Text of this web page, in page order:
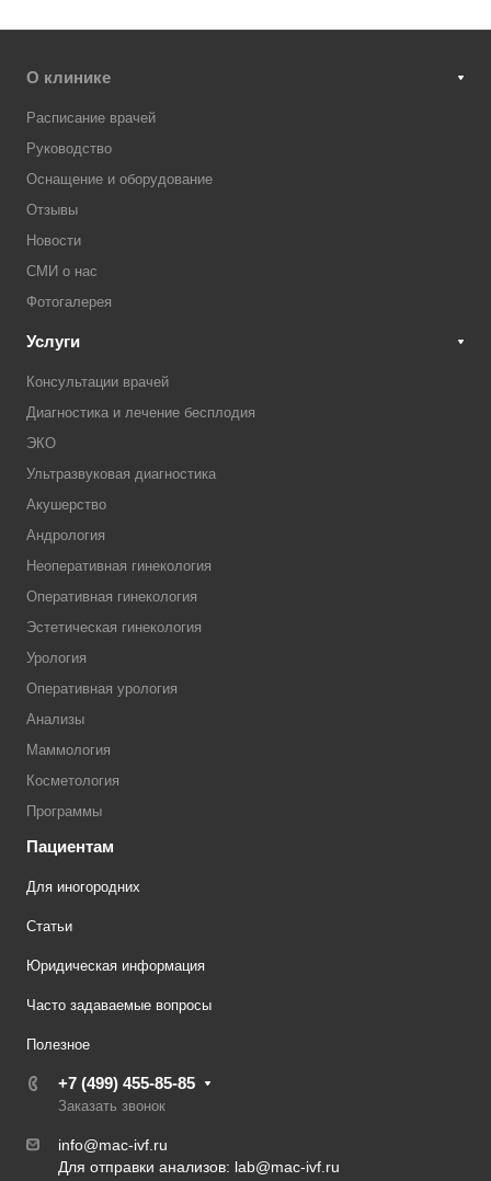
О клинике
Расписание врачей
Руководство
Оснащение и оборудование
Отзывы
Новости
СМИ о нас
Фотогалерея
Услуги
Консультации врачей
Диагностика и лечение бесплодия
ЭКО
Ультразвуковая диагностика
Акушерство
Андрология
Неоперативная гинекология
Оперативная гинекология
Эстетическая гинекология
Урология
Оперативная урология
Анализы
Маммология
Косметология
Программы
Пациентам
Для иногородних
Статьи
Юридическая информация
Часто задаваемые вопросы
Полезное
+7 (499) 455-85-85
Заказать звонок
info@mac-ivf.ru
Для отправки анализов: lab@mac-ivf.ru